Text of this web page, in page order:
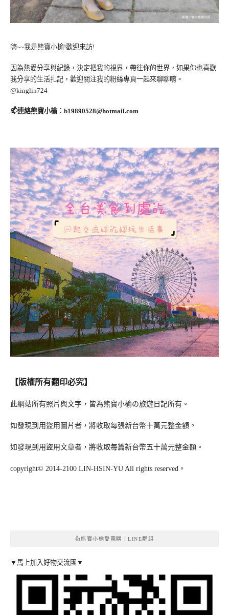
嗨~~我是熊寶小榆!歡迎來訪!
因為熱愛分享與紀錄，決定把我的視界，帶往你的世界，如果你也喜歡
我分享的生活扎記，歡迎關注我的粉絲專頁一起來聊聊唷。
@kinglin724
📫連絡熊寶小榆： b19890528@hotmail.com
【版權所有翻印必究】
此網站所有照片與文字，皆為熊寶小榆の旅遊日記所有。
如發現到用盜用圖片者，將收取每張新台幣十萬元整金額。
如發現到用盜用文章者，將收取每篇新台幣五十萬元整金額。
copyright© 2014-2100 LIN-HSIN-YU All rights reserved。
👍熊寶小榆愛團購｜LINE群組
▼馬上加入好物交流團▼